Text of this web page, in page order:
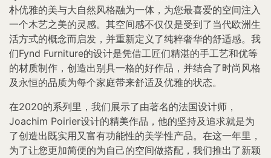
朴优雅的美与大自然风格融为一体，为您最喜爱的空间注入
一个木艺之美的灵感。其空间感不仅仅是受到了当代欧洲生
活方式的概念而启发，并重新定义了纯粹奢华的舒适感。我
们Fynd Furniture的设计是凭借工匠们精湛的手工艺和优等
的材质制作，创造出别具一格的好作品，并结合了时尚风格
及永恒的品质为每个家庭带来舒适及优雅的状态。
在2020的系列里，我们展示了由著名的法国设计师，
Joachim Poirier设计的精美作品，他的坚持及追求就是为
了创造出既实用又富有功能性的美学性产品。在这一年里，
为了让您更加简便的为自己的空间做搭配，我们推出了新颖